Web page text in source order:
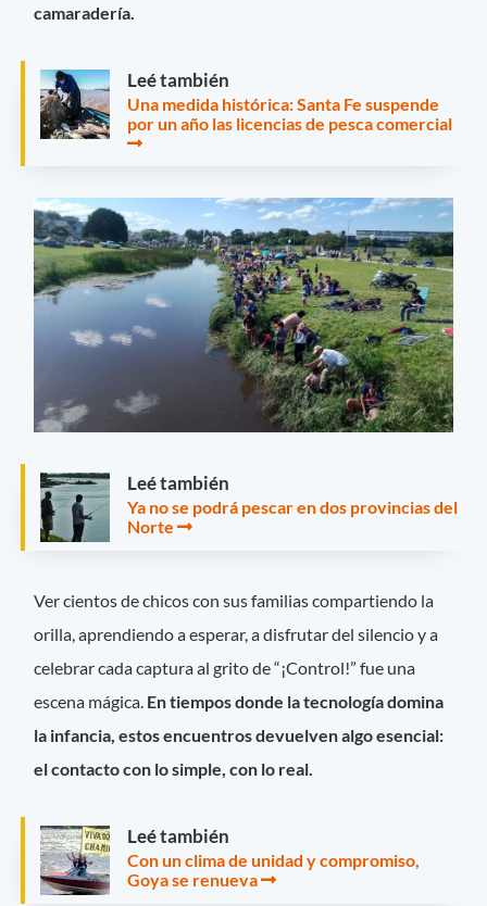
camaradería.
Leé también
Una medida histórica: Santa Fe suspende
por un año las licencias de pesca comercial
Leé también
Ya no se podrá pescar en dos provincias del
Norte
Ver cientos de chicos con sus familias compartiendo la
orilla, aprendiendo a esperar, a disfrutar del silencio y a
celebrar cada captura al grito de “¡Control!” fue una
escena mágica. En tiempos donde la tecnología domina
la infancia, estos encuentros devuelven algo esencial:
el contacto con lo simple, con lo real.
Leé también
Con un clima de unidad y compromiso,
Goya se renueva